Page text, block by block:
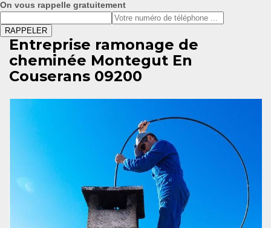
On vous rappelle gratuitement
Entreprise ramonage de
cheminée Montegut En
Couserans 09200